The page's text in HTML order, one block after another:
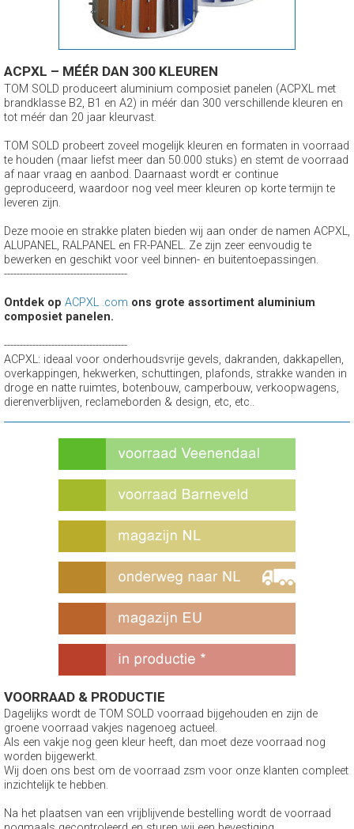
ACPXL – MÉÉR DAN 300 KLEUREN
TOM SOLD produceert aluminium composiet panelen (ACPXL met
brandklasse B2, B1 en A2) in méér dan 300 verschillende kleuren en
tot méér dan 20 jaar kleurvast.
TOM SOLD probeert zoveel mogelijk kleuren en formaten in voorraad
te houden (maar liefst meer dan 50.000 stuks) en stemt de voorraad
af naar vraag en aanbod. Daarnaast wordt er continue
geproduceerd, waardoor nog veel meer kleuren op korte termijn te
leveren zijn.
Deze mooie en strakke platen bieden wij aan onder de namen ACPXL,
ALUPANEL, RALPANEL en FR-PANEL. Ze zijn zeer eenvoudig te
bewerken en geschikt voor veel binnen- en buitentoepassingen.
---------------------------------------
Ontdek op ACPXL .com ons grote assortiment aluminium
composiet panelen.
---------------------------------------
ACPXL: ideaal voor onderhoudsvrije gevels, dakranden, dakkapellen,
overkappingen, hekwerken, schuttingen, plafonds, strakke wanden in
droge en natte ruimtes, botenbouw, camperbouw, verkoopwagens,
dierenverblijven, reclameborden & design, etc, etc..
VOORRAAD & PRODUCTIE
Dagelijks wordt de TOM SOLD voorraad bijgehouden en zijn de
groene voorraad vakjes nagenoeg actueel.
Als een vakje nog geen kleur heeft, dan moet deze voorraad nog
worden bijgewerkt.
Wij doen ons best om de voorraad zsm voor onze klanten compleet
inzichtelijk te hebben.
Na het plaatsen van een vrijblijvende bestelling wordt de voorraad